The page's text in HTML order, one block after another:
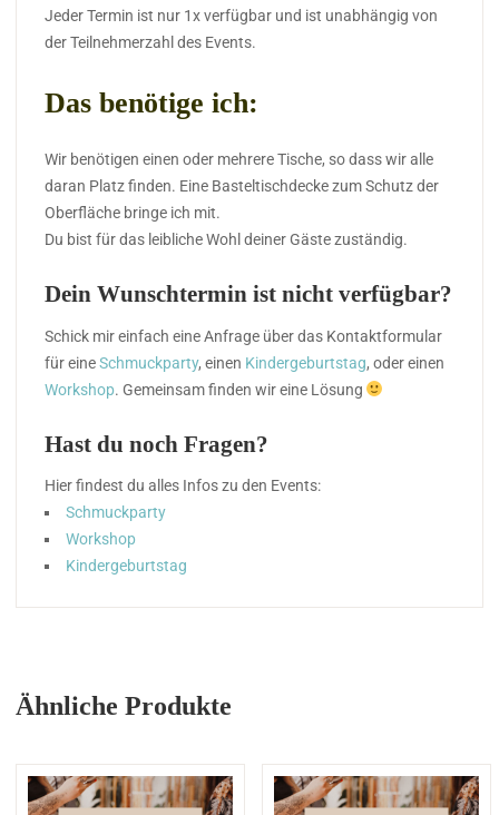
Jeder Termin ist nur 1x verfügbar und ist unabhängig von
der Teilnehmerzahl des Events.
Das benötige ich:
Wir benötigen einen oder mehrere Tische, so dass wir alle
daran Platz finden. Eine Basteltischdecke zum Schutz der
Oberfläche bringe ich mit.
Du bist für das leibliche Wohl deiner Gäste zuständig.
Dein Wunschtermin ist nicht verfügbar?
Schick mir einfach eine Anfrage über das Kontaktformular
für eineSchmuckparty, einen Kindergeburtstag, oder einen
Workshop. Gemeinsam finden wir eine Lösung
Hast du noch Fragen?
Hier findest du alles Infos zu den Events:
Schmuckparty
Workshop
Kindergeburtstag
Ähnliche Produkte